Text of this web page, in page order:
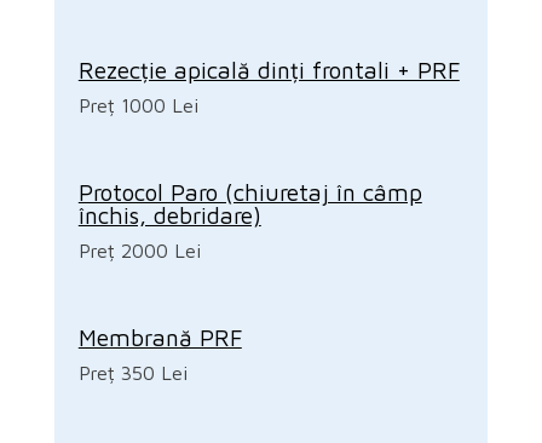
Rezecție apicală dinți frontali + PRF
Preț 1000 Lei
Protocol Paro (chiuretaj în câmp
închis, debridare)
Preț 2000 Lei
Membrană PRF
Preț 350 Lei